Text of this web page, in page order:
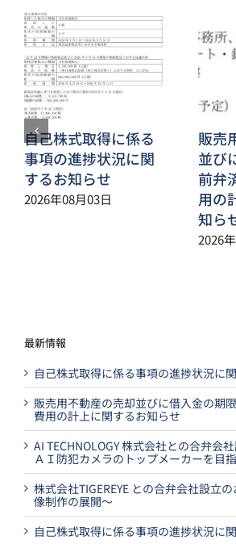
自己株式取得に係る
事項の進捗状況に関
するお知らせ
2026年08月03日
販売
並び
前弁
用の
知ら
2026
最新情報
自己株式取得に係る事項の進捗状況に
販売用不動産の売却並びに借入金の期
費用の計上に関するお知らせ
AI TECHNOLOGY 株式会社との合弁会
ＡＩ防犯カメラのトップメーカーを目
株式会社TIGEREYE との合弁会社設立
像制作の展開～
自己株式取得に係る事項の進捗状況に